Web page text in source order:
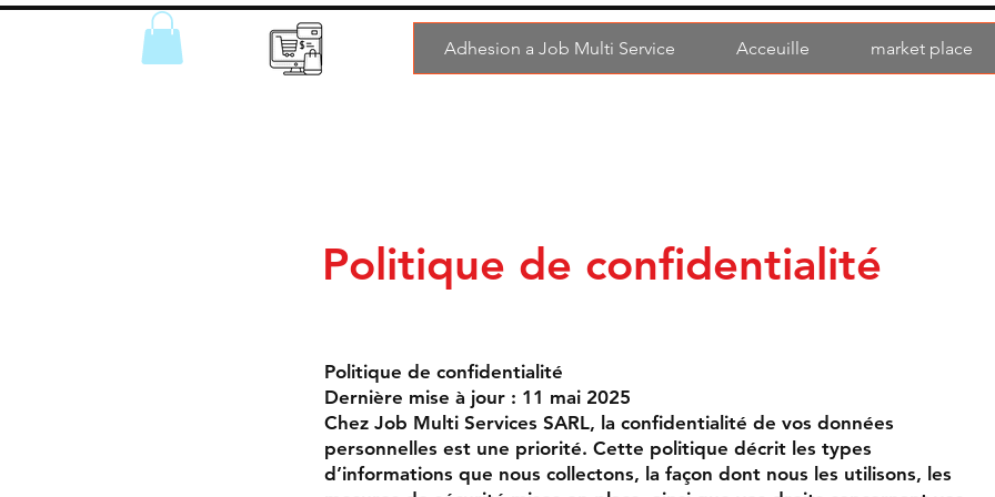
Adhesion a Job Multi Service Acceuille market place
Politique de confidentialité
Politique de confidentialité
Dernière mise à jour : 11 mai 2025
Chez Job Multi Services SARL, la confidentialité de vos données
personnelles est une priorité. Cette politique décrit les types
d’informations que nous collectons, la façon dont nous les utilisons, les